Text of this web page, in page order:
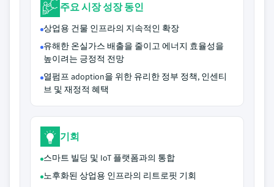
주요 시장 성장 동인
상업용 건물 인프라의 지속적인 확장
유해한 온실가스 배출을 줄이고 에너지 효율성을
높이려는 긍정적 전망
열펌프 adoption을 위한 유리한 정부 정책, 인센티
브 및 재정적 혜택
기회
스마트 빌딩 및 IoT 플랫폼과의 통합
노후화된 상업용 인프라의 리트로핏 기회